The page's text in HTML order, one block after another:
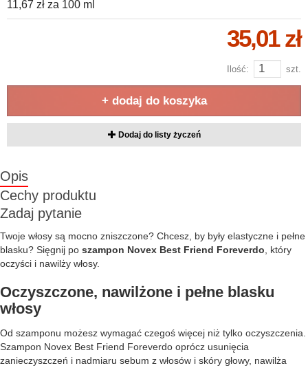
11,67 zł za 100 ml
35,01 zł
Ilość: szt.
+ dodaj do koszyka
Dodaj do listy życzeń
Opis
Cechy produktu
Zadaj pytanie
Twoje włosy są mocno zniszczone? Chcesz, by były elastyczne i pełne
blasku? Sięgnij po szampon Novex Best Friend Foreverdo , który
oczyści i nawilży włosy.
Oczyszczone, nawilżone i pełne blasku
włosy
Od szamponu możesz wymagać czegoś więcej niż tylko oczyszczenia.
Szampon Novex Best Friend Foreverdo oprócz usunięcia
zanieczyszczeń i nadmiaru sebum z włosów i skóry głowy, nawilża